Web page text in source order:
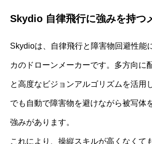
Skydio 自律飛行に強みを持つ
Skydioは、自律飛行と障害物回避性能
カのドローンメーカーです。多方向に
と高度なビジョンアルゴリズムを活用
でも自動で障害物を避けながら被写体
強みがあります。
これにより、操縦スキルが高くなくて